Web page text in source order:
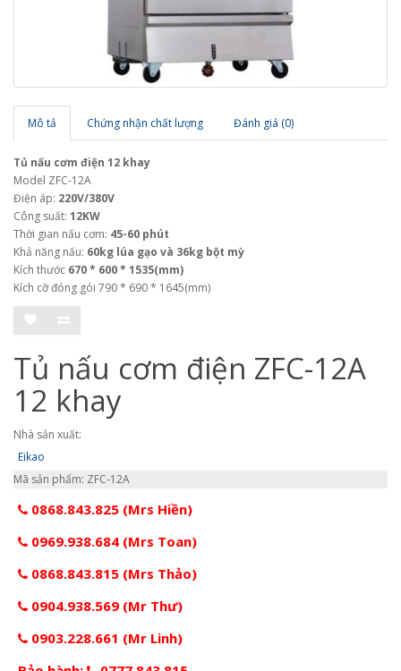
Mô tả Chứng nhận chất lượng Đánh giá (0)
Tủ nấu cơm điện 12 khay
Model ZFC-12A
Điện áp: 220V/380V
Công suất: 12KW
Thời gian nấu cơm: 45-60 phút
Khả năng nấu: 60kg lúa gạo và 36kg bột mỳ
Kích thước 670 * 600 * 1535(mm)
Kích cỡ đóng gói 790 * 690 * 1645(mm)
Tủ nấu cơm điện ZFC-12A
12 khay
Nhà sản xuất:
Eikao
Mã sản phẩm: ZFC-12A
0868.843.825 (Mrs Hiền)
0969.938.684 (Mrs Toan)
0868.843.815 (Mrs Thảo)
0904.938.569 (Mr Thư)
0903.228.661 (Mr Linh)